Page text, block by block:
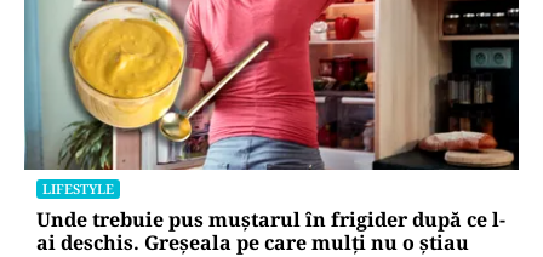
LIFESTYLE
Unde trebuie pus muștarul în frigider după ce l-
ai deschis. Greșeala pe care mulți nu o știau